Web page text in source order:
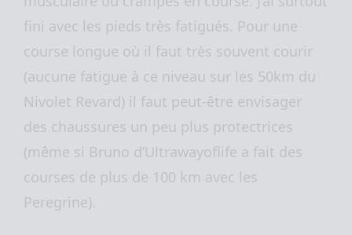
fini avec les pieds très fatigués. Pour une
course longue où il faut très souvent courir
(aucune fatigue à ce niveau sur les 50km du
Nivolet Revard) il faut peut-être envisager
des chaussures un peu plus protectrices
(même si Bruno d’Ultrawayoflife a fait des
courses de plus de 100 km avec les
Peregrine).